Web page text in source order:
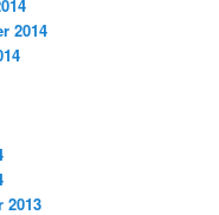
2014
2013